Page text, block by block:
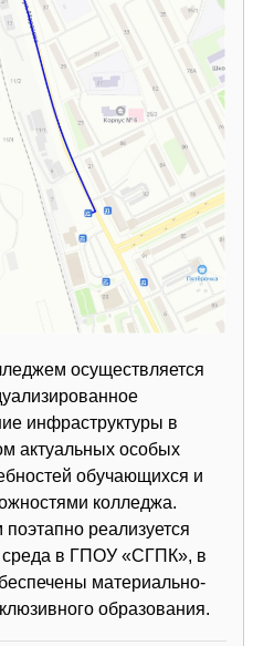
осуществляется
инфраструктуры в
актуальных особых
обучающихся и
колледжа.
реализуется
среда в ГПОУ «СГПК», в
материально-
образования.